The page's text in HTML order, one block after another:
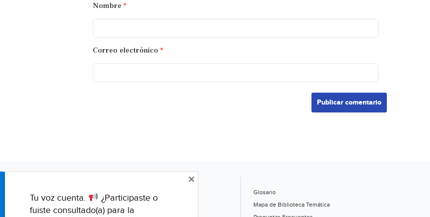
Nombre *
Correo electrónico *
Glosario
Mapa de Biblioteca Temática
Tu voz cuenta.
¿Participaste o
fuiste consultado(a) para la
×